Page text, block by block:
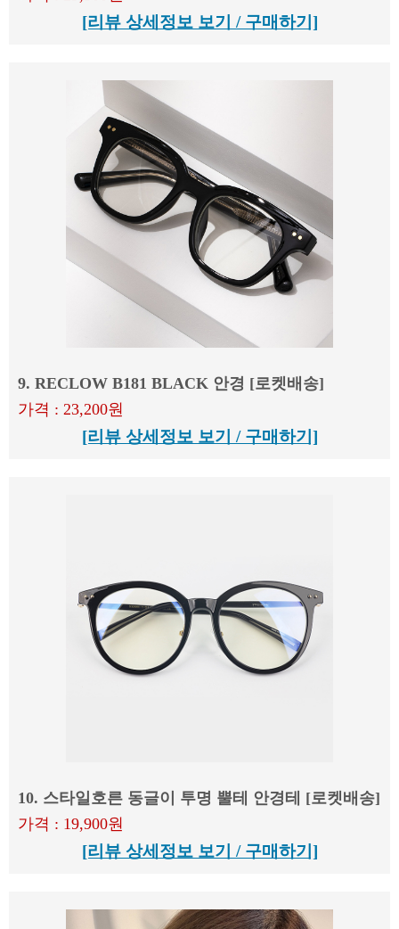
[리뷰 상세정보 보기 / 구매하기]
9. RECLOW B181 BLACK 안경 [로켓배송]
가격 : 23,200원
[리뷰 상세정보 보기 / 구매하기]
10. 스타일호른 동글이 투명 뿔테 안경테 [로켓배송]
가격 : 19,900원
[리뷰 상세정보 보기 / 구매하기]